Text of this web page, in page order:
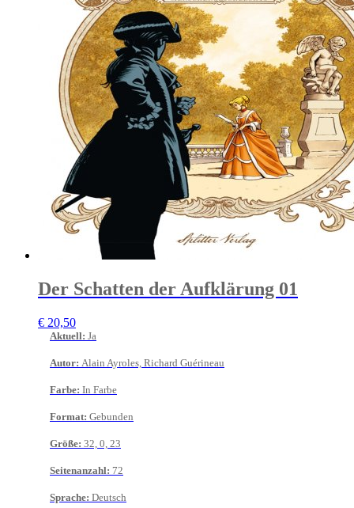
Der Schatten der Aufklärung 01
€ 20,50
Aktuell: Ja
Autor: Alain Ayroles, Richard Guérineau
Farbe: In Farbe
Format: Gebunden
Größe: 32, 0, 23
Seitenanzahl: 72
Sprache: Deutsch